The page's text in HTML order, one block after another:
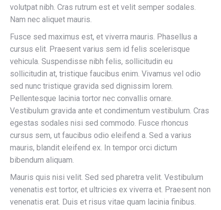
volutpat nibh. Cras rutrum est et velit semper sodales.
Nam nec aliquet mauris.
Fusce sed maximus est, et viverra mauris. Phasellus a
cursus elit. Praesent varius sem id felis scelerisque
vehicula. Suspendisse nibh felis, sollicitudin eu
sollicitudin at, tristique faucibus enim. Vivamus vel odio
sed nunc tristique gravida sed dignissim lorem.
Pellentesque lacinia tortor nec convallis ornare.
Vestibulum gravida ante et condimentum vestibulum. Cras
egestas sodales nisi sed commodo. Fusce rhoncus
cursus sem, ut faucibus odio eleifend a. Sed a varius
mauris, blandit eleifend ex. In tempor orci dictum
bibendum aliquam.
Mauris quis nisi velit. Sed sed pharetra velit. Vestibulum
venenatis est tortor, et ultricies ex viverra et. Praesent non
venenatis erat. Duis et risus vitae quam lacinia finibus.